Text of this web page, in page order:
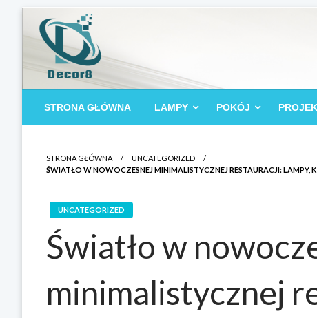
Decor8
najlepsza witryna do udostępniania treści
STRONA GŁÓWNA LAMPY POKÓJ
STRONA GŁÓWNA
UNCATEGORIZED
ŚWIATŁO W NOWOCZESNEJ MINIMALISTYCZNEJ RESTAURACJI:
UNCATEGORIZED
Światło w
minimalistycznej